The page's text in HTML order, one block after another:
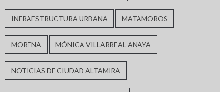
INFRAESTRUCTURA URBANA MATAMOROS
MORENA MÓNICA VILLARREAL ANAYA
NOTICIAS DE CIUDAD ALTAMIRA